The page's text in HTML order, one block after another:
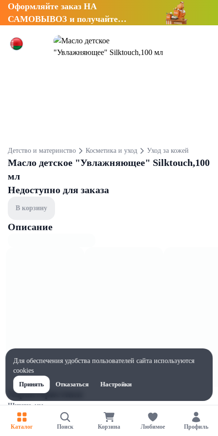
Оформляйте заказ НА
САМОВЫВОЗ и получайте
Детство и материнство Косметика и уход Уход за кожей
Масло детское "Увлажняющее" Silktouch,100
мл
Недоступно для заказа
В корзину
Описание
Характеристики
Ширина, мм
Высота, мм
Каталог Поиск Корзина Любимое Профиль
Для обеспечения удобства пользователей сайта используются
cookies
Принять
Отказаться Настройки